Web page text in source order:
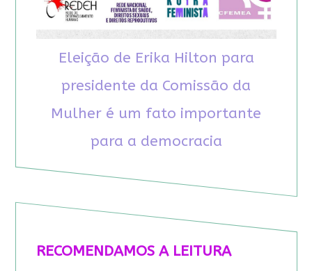
Eleição de Erika Hilton para
presidente da Comissão da
Mulher é um fato importante
para a democracia
RECOMENDAMOS A LEITURA